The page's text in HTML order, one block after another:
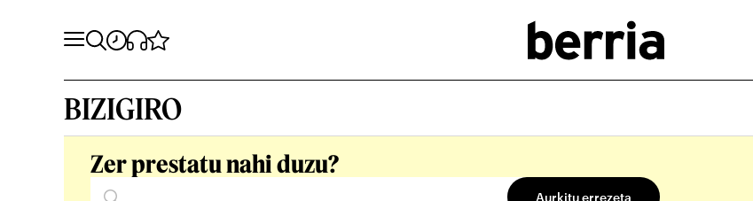
BIZIGIRO
Zer prestatu nahi duzu?